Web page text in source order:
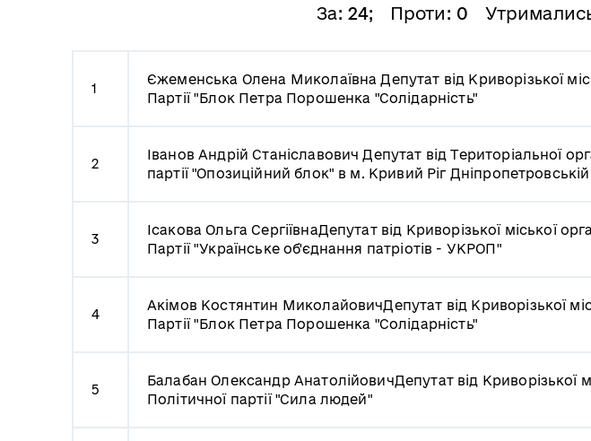
За: 24; Проти: 0
1
Єжеменська Олена МиколаївнаДепутат від Криворізької
Партії "Блок Петра Порошенка "Солідарність"
2
Іванов Андрій СтаніславовичДепутат від Територіальної
партії "Опозиційний блок" в м. Кривий Ріг Дніпропетровській
3
Ісакова Ольга СергіївнаДепутат від Криворізької міської
Партії "Українське об'єднання патріотів - УКРОП"
4
Акімов Костянтин МиколайовичДепутат від Криворізької
Партії "Блок Петра Порошенка "Солідарність"
5
Балабан Олександр АнатолійовичДепутат від Криворізької
Політичної партії "Сила людей"